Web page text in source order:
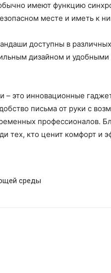
имеют функцию
месте и иметь к
доступны в
дизайном и
– это инновационные
письма от руки с
профессионалов.
тех, кто ценит комфорт и
среды